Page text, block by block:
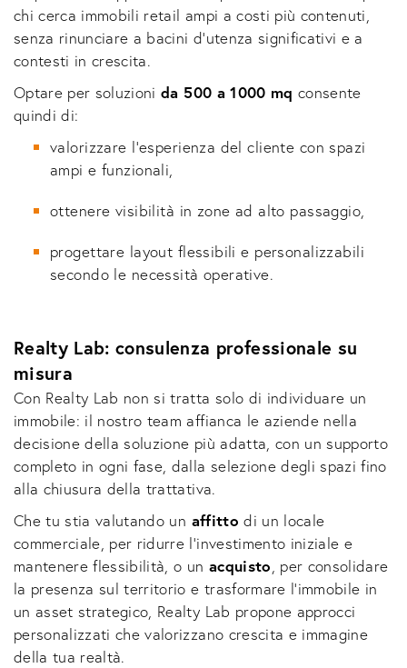
chi cerca immobili retail ampi a costi più contenuti,
senza rinunciare a bacini d’utenza significativi e a
contesti in crescita.
Optare per soluzionida 500 a 1000 mq consente
quindi di:
valorizzare l’esperienza del cliente con spazi
ampi e funzionali,
ottenere visibilità in zone ad alto passaggio,
progettare layout flessibili e personalizzabili
secondo le necessità operative.
Realty Lab: consulenza professionale su
misura
Con Realty Lab non si tratta solo di individuare un
immobile: il nostro team affianca le aziende nella
decisione della soluzione più adatta, con un supporto
completo in ogni fase, dalla selezione degli spazi fino
alla chiusura della trattativa.
Che tu stia valutando un affitto di un locale
commerciale, per ridurre l’investimento iniziale e
mantenere flessibilità, o un acquisto, per consolidare
la presenza sul territorio e trasformare l’immobile in
un asset strategico, Realty Lab propone approcci
personalizzati che valorizzano crescita e immagine
della tua realtà.